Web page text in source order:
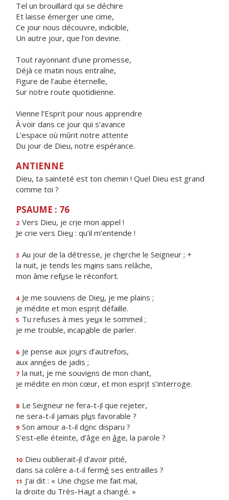
Tel un brouillard qui se déchire
Et laisse émerger une cime,
Ce jour nous découvre, indicible,
Un autre jour, que l’on devine.
Tout rayonnant d’une promesse,
Déjà ce matin nous entraîne,
Figure de l’aube éternelle,
Sur notre route quotidienne.
Vienne l’Esprit pour nous apprendre
À voir dans ce jour qui s’avance
L’espace où mûrit notre attente
Du jour de Dieu, notre espérance.
ANTIENNE
Dieu, ta sainteté est ton chemin ! Quel Dieu est grand
comme toi ?
PSAUME : 76
2 Vers Dieu, je crie mon appel !
Je crie vers Dieu : qu’il m’entende !
3 Au jour de la détresse, je cherche le Seigneur ; +
la nuit, je tends les mains sans relâche,
mon âme refuse le réconfort.
4 Je me souviens de Dieu, je me plains ;
je médite et mon esprit défaille.
5 Tu refuses à mes yeux le sommeil ;
je me trouble, incapable de parler.
6 Je pense aux jours d’autrefois,
aux années de jadis ;
7 la nuit, je me souviens de mon chant,
je médite en mon cœur, et mon esprit s’interroge.
8 Le Seigneur ne fera-t-il que rejeter,
ne sera-t-il jamais plus favorable ?
9 Son amour a-t-il donc disparu ?
S’est-elle éteinte, d’âge en âge, la parole ?
10 Dieu oublierait-il d’avoir pitié,
dans sa colère a-t-il fermé ses entrailles ?
11 J’ai dit : « Une chose me fait mal,
la droite du Très-Haut a changé. »